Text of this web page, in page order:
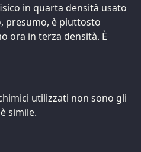
in quarta densità usato
presumo, è piuttosto
ora in terza densità. È
utilizzati non sono gli
simile.